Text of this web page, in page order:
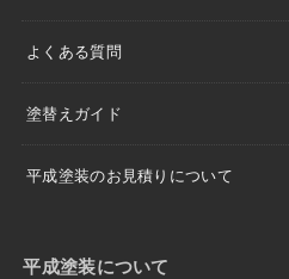
よくある質問
塗替えガイド
平成塗装のお見積りについて
平成塗装について